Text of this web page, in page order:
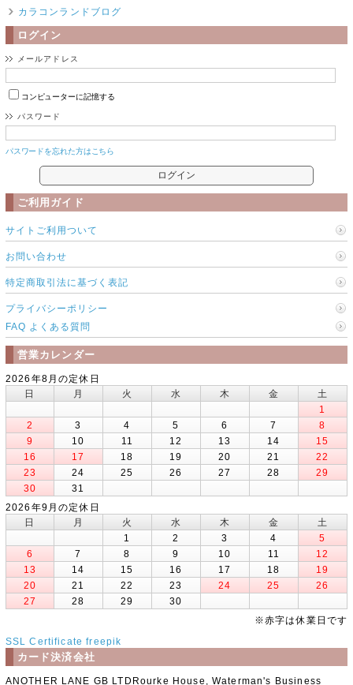
カラコンランドブログ
ログイン
メールアドレス
コンピューターに記憶する
パスワード
パスワードを忘れた方はこちら
ご利用ガイド
サイトご利用ついて
お問い合わせ
特定商取引法に基づく表記
プライバシーポリシー
FAQ よくある質問
営業カレンダー
2026年8月の定休日
日
月 火 水 木 金
土
1
2
3 4 5 6 7
8
9
10 11 12 13 14
15
16
17 18 19 20 21
22
23
24 25 26 27 28
29
30
31
2026年9月の定休日
日
月 火 水 木 金
土
1
2 3 4
5
6
7 8 9 10 11
12
13
14 15 16 17 18
19
20
21 22 23 24 25
26
27
28 29
30
※赤字は休業日です
SSL Certificate freepik
カード決済会社
ANOTHER LANE GB LTDRourke House, Waterman's Business